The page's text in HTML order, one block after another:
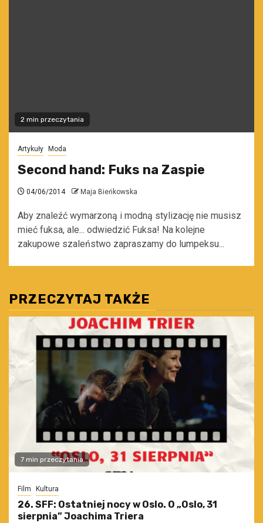
2 min przeczytania
Artykuły Moda
Second hand: Fuks na Zaspie
04/06/2014 Maja Bieńkowska
Aby znaleźć wymarzoną i modną stylizację nie musisz
mieć fuksa, ale... odwiedzić Fuksa! Na kolejne
zakupowe szaleństwo zapraszamy do lumpeksu...
PRZECZYTAJ TAKŻE
7 min przeczytania
Film Kultura
26. SFF: Ostatniej nocy w Oslo. O „Oslo, 31
sierpnia” Joachima Triera